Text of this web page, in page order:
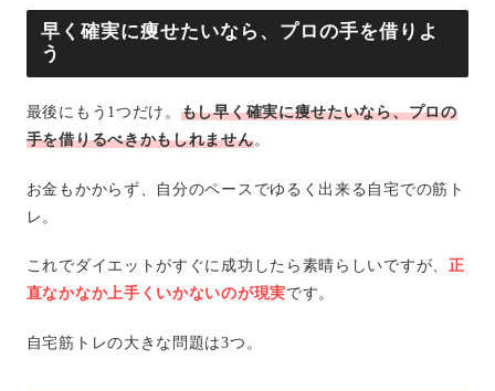
早く確実に痩せたいなら、プロの手を借りよ
う
最後にもう1つだけ。 もし早く確実に痩せたいなら、プロの
手を借りるべきかもしれません。
お金もかからず、自分のペースでゆるく出来る自宅での筋ト
レ。
これでダイエットがすぐに成功したら素晴らしいですが、 正
直なかなか上手くいかないのが現実です。
自宅筋トレの大きな問題は3つ。